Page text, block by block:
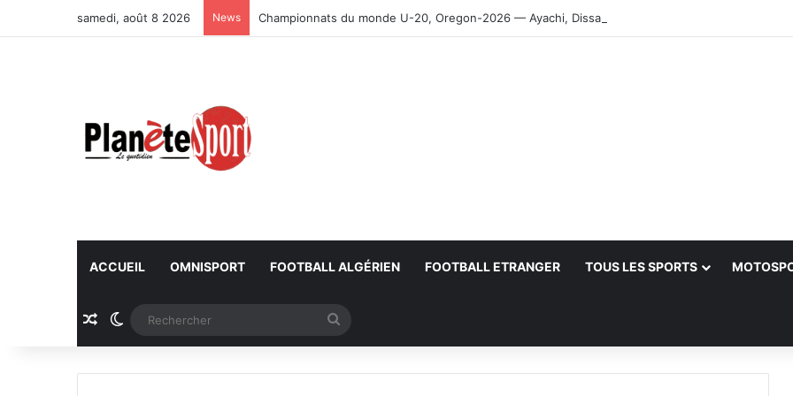
samedi, août 8 2026 News Championnats du monde U-20, Oregon-2026 — Ayachi, Dissa, Touahria et Ghezali en finale
ACCUEIL OMNISPORT FOOTBALL ALGÉRIEN FOOTBALL ETRANGER TOUS LES SPORTS
Article Aléatoire
Switch skin